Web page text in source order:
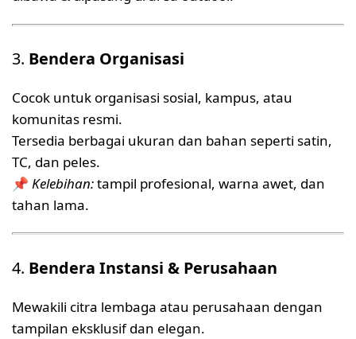
3. Bendera Organisasi
Cocok untuk organisasi sosial, kampus, atau
komunitas resmi.
Tersedia berbagai ukuran dan bahan seperti satin,
TC, dan peles.
📌 Kelebihan:tampil profesional, warna awet, dan
tahan lama.
4. Bendera Instansi & Perusahaan
Mewakili citra lembaga atau perusahaan dengan
tampilan eksklusif dan elegan.